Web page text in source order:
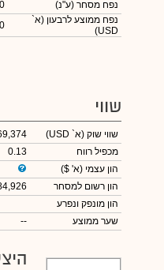
נפח מסחר (ע"נ)
נפח ממוצע לרבעון (א`
USD)
שווי
שווי שוק (א` USD)
מכפיל רווח
0.13
הון עצמי (א' $)
הון רשום למסחר
הון מונפק ונפרע
שער ממוצע
--